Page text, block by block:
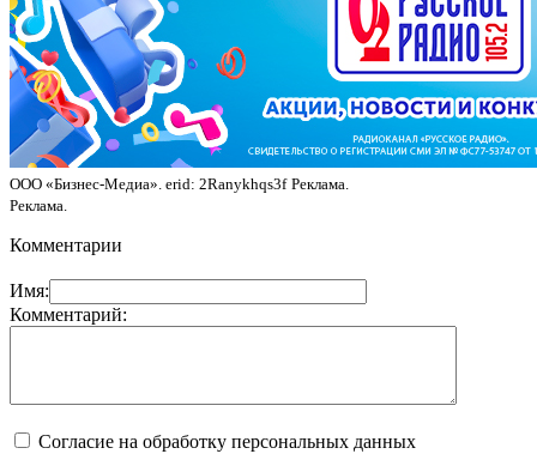
ООО «Бизнес-Медиа». erid: 2Ranykhqs3f Реклама.
Реклама.
Комментарии
Имя:
Комментарий:
Согласие на обработку персональных данных